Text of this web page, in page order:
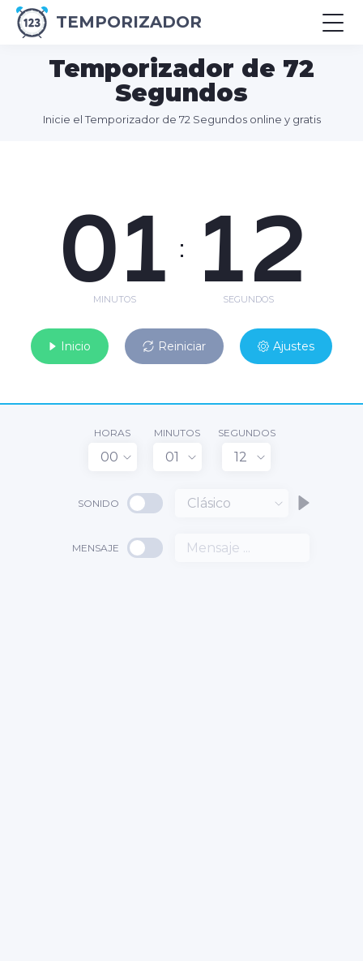
TEMPORIZADOR
Temporizador de 72
Segundos
Inicie el Temporizador de 72 Segundos online y gratis
01
MINUTOS
: 12
SEGUNDOS
Inicio Reiniciar Ajustes
HORAS
00
MINUTOS
01
SEGUNDOS
12
SONIDO Clásico
MENSAJE